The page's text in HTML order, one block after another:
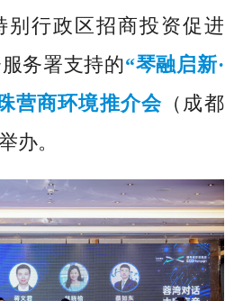
别行政区招商投资促进
务署支持的“琴融启新·
营商环境推介会 （成都
办。